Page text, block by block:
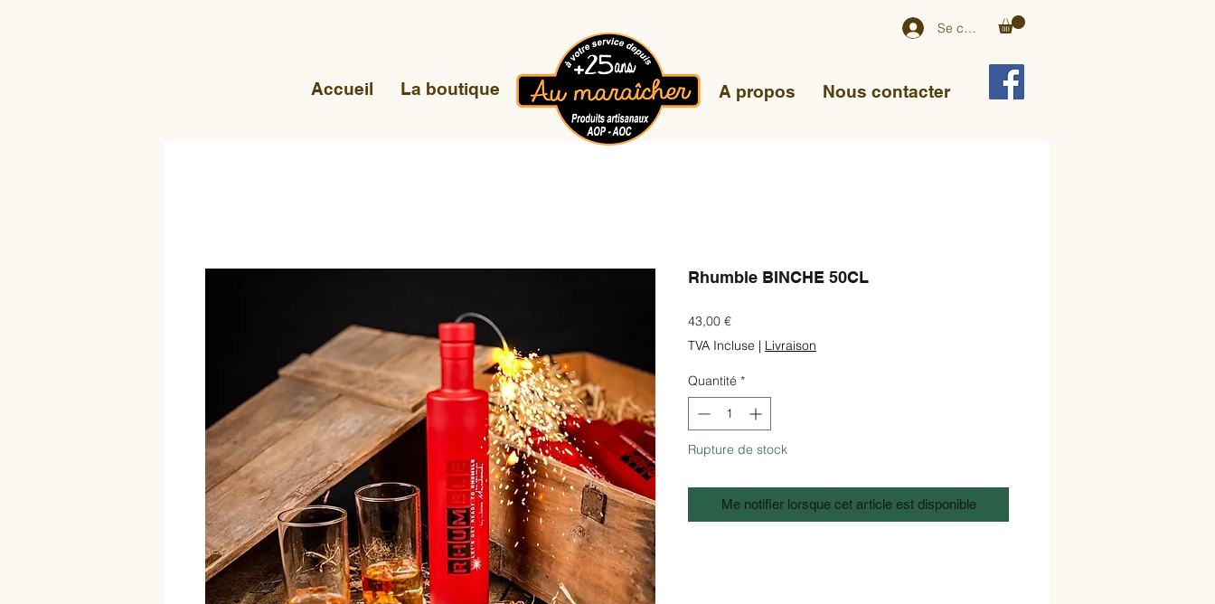
Accueil La boutique
Se connecter
A propos Nous contacter
Rhumble BINCHE 50CL
43,00 €Prix
TVA Incluse | Livraison
Quantité *
Rupture de stock
Me notifier lorsque cet article est disponible